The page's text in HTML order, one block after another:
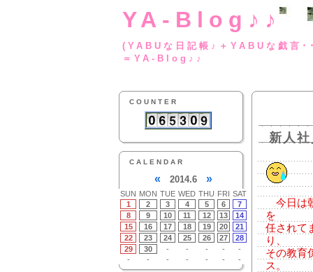
YA-Blog♪♪
(YABUな日記帳♪
＝YA-Blog♪♪
COUNTER
CALENDAR
« 2014.6 »
SUN MON TUE WED THU FRI SAT
1
2 3 4 5 6
7
8
9 10 11 12 13
14
15
16 17 18 19 20
21
22
23 24 25 26 27
28
29
30 - - - -
-
-
- - - - - -
新人
今日は
を
任されて
り、
その教育
ス。